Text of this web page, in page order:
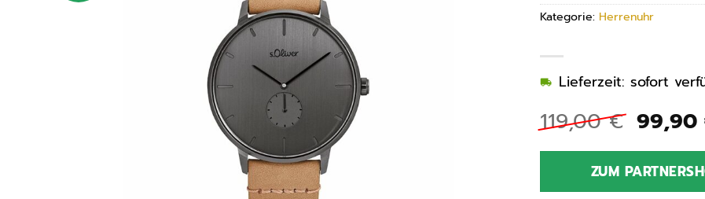
119,00€
Preis
war:
99,90
Lieferzeit: sofort
ZUM
Kategorie: Herrenuhr